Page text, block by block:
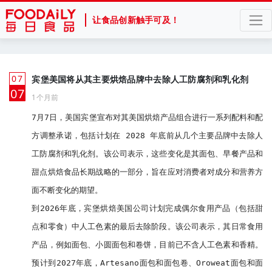
让食品创新触手可及！
07
月
07
宾堡美国将从其主要烘焙品牌中去除人工防腐剂和乳化剂
1个月前
7月7日，美国宾堡宣布对其美国烘焙产品组合进行一系列配料和配
方调整承诺，包括计划在 2028 年底前从几个主要品牌中去除人
工防腐剂和乳化剂。该公司表示，这些变化是其面包、早餐产品和
甜点烘焙食品长期战略的一部分，旨在应对消费者对成分和营养方
面不断变化的期望。
到2026年底，宾堡烘焙美国公司计划完成偶尔食用产品（包括甜
点和零食）中人工色素的最后去除阶段。该公司表示，其日常食用
产品，例如面包、小圆面包和卷饼，目前已不含人工色素和香精。
预计到2027年底，Artesano面包和面包卷、Oroweat面包和面